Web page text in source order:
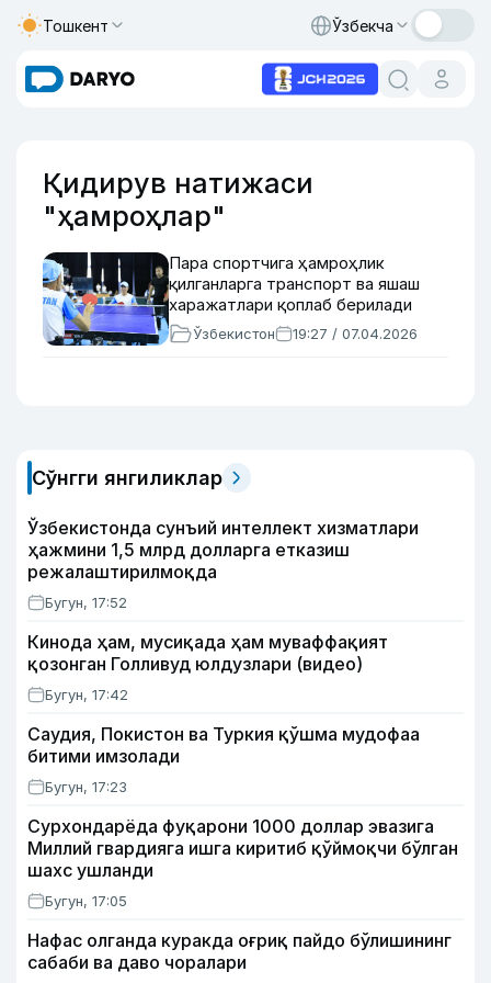
Тошкент Ўзбекча
Қидирув натижаси
"ҳамроҳлар"
Пара спортчига ҳамроҳлик
қилганларга транспорт ва яшаш
харажатлари қоплаб берилади
Ўзбекистон 19:27 / 07.04.2026
Сўнгги янгиликлар
Ўзбекистонда сунъий интеллект хизматлари
ҳажмини 1,5 млрд долларга етказиш
режалаштирилмоқда
Бугун, 17:52
Кинода ҳам, мусиқада ҳам муваффақият
қозонган Голливуд юлдузлари (видео)
Бугун, 17:42
Саудия, Покистон ва Туркия қўшма мудофаа
битими имзолади
Бугун, 17:23
Сурхондарёда фуқарони 1000 доллар эвазига
Миллий гвардияга ишга киритиб қўймоқчи бўлган
шахс ушланди
Бугун, 17:05
Нафас олганда куракда оғриқ пайдо бўлишининг
сабаби ва даво чоралари